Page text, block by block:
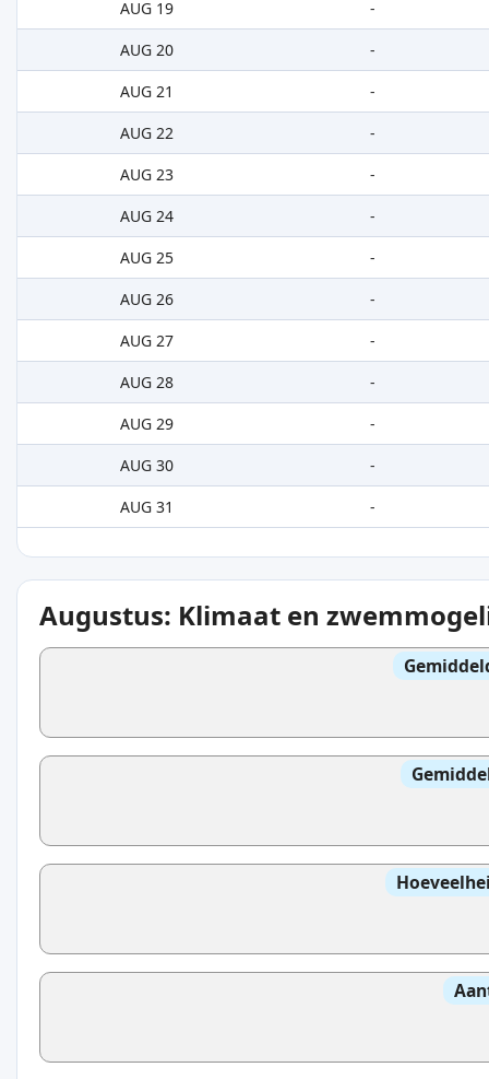
AUG 19
-
AUG 20
-
AUG 21
-
AUG 22
-
AUG 23
-
AUG 24
-
AUG 25
-
AUG 26
-
AUG 27
-
AUG 28
-
AUG 29
-
AUG 30
-
AUG 31
-
Augustus: Klimaat en